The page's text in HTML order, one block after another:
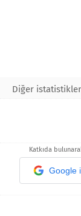
Diğer istatistikler
Katkıda
Google